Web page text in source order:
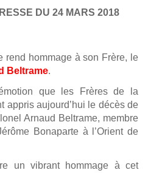
DU 24 MARS 2018
rend hommage à son Frère, le
Beltrame.
queles Frères de la
appris aujourd’hui le décès de
Arnaud Beltrame, membre
Bonaparte à l’Orient de
un vibrant hommage à cet